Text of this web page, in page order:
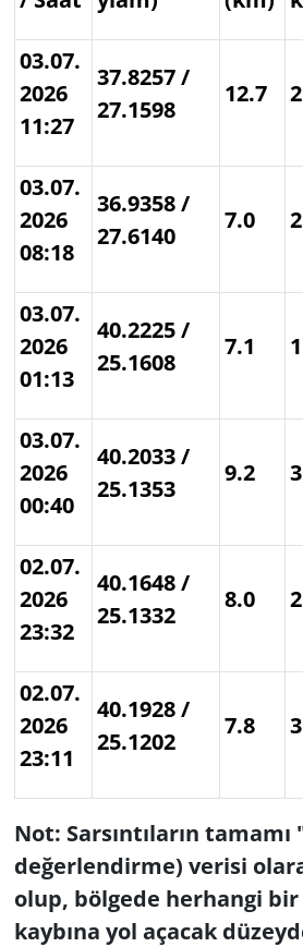
03.07.
2026
11:27
37.8257 /
27.1598
12.7
03.07.
2026
08:18
36.9358 /
27.6140
7.0
03.07.
2026
01:13
40.2225 /
25.1608
7.1
03.07.
2026
00:40
40.2033 /
25.1353
9.2
02.07.
2026
23:32
40.1648 /
25.1332
8.0
02.07.
2026
23:11
40.1928 /
25.1202
7.8
Not: Sarsıntıların
değerlendirme) verisi
olup, bölgede herhangi
kaybına yol açacak